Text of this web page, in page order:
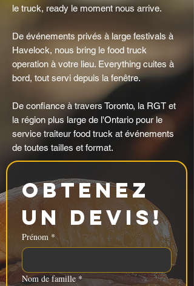
le truck, ready le moment nous arrive.
De événements privés à large festivals à
Havelock, nous bring le food truck
operation à votre lieu. Everything cuites à
bord, tout servi depuis la fenêtre.
De confiance à travers Toronto, la RGT et
la région plus large de l'Ontario pour le
service traiteur food truck at événements
de toutes tailles et format.
Obtenez
un devis!
Prénom *
Nom de famille *